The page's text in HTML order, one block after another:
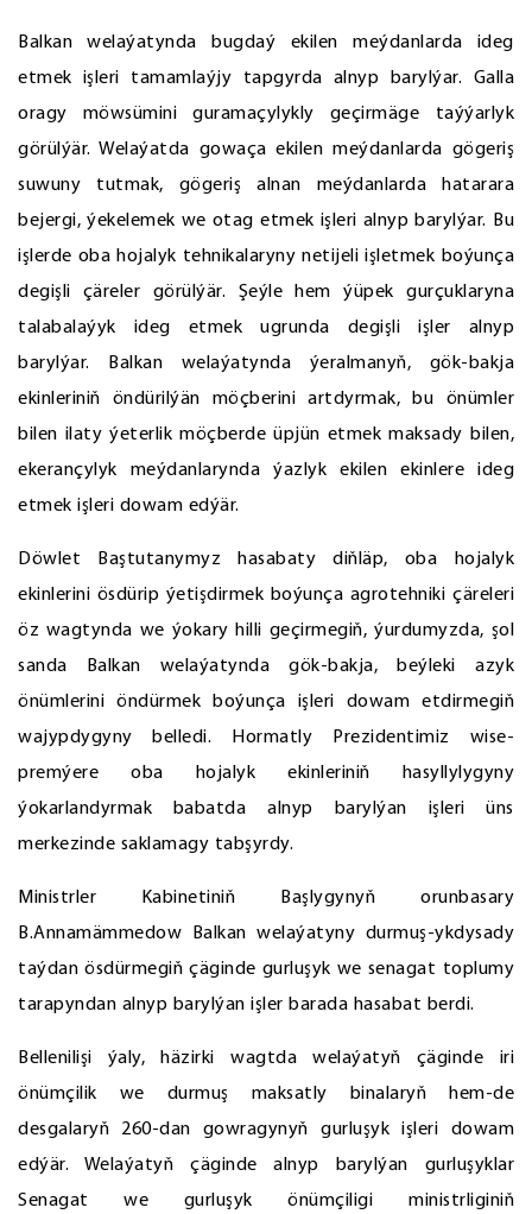
Balkan welaýatynda bugdaý ekilen meýdanlarda ideg
etmek işleri tamamlaýjy tapgyrda alnyp barylýar. Galla
oragy möwsümini guramaçylykly geçirmäge taýýarlyk
görülýär. Welaýatda gowaça ekilen meýdanlarda gögeriş
suwuny tutmak, gögeriş alnan meýdanlarda hatarara
bejergi, ýekelemek we otag etmek işleri alnyp barylýar. Bu
işlerde oba hojalyk tehnikalaryny netijeli işletmek boýunça
degişli çäreler görülýär. Şeýle hem ýüpek gurçuklaryna
talabalaýyk ideg etmek ugrunda degişli işler alnyp
barylýar. Balkan welaýatynda ýeralmanyň, gök-bakja
ekinleriniň öndürilýän möçberini artdyrmak, bu önümler
bilen ilaty ýeterlik möçberde üpjün etmek maksady bilen,
ekerançylyk meýdanlarynda ýazlyk ekilen ekinlere ideg
etmek işleri dowam edýär.
Döwlet Baştutanymyz hasabaty diňläp, oba hojalyk
ekinlerini ösdürip ýetişdirmek boýunça agrotehniki çäreleri
öz wagtynda we ýokary hilli geçirmegiň, ýurdumyzda, şol
sanda Balkan welaýatynda gök-bakja, beýleki azyk
önümlerini öndürmek boýunça işleri dowam etdirmegiň
wajypdygyny belledi. Hormatly Prezidentimiz wise-
premýere oba hojalyk ekinleriniň hasyllylygyny
ýokarlandyrmak babatda alnyp barylýan işleri üns
merkezinde saklamagy tabşyrdy.
Ministrler Kabinetiniň Başlygynyň orunbasary
B.Annamämmedow Balkan welaýatyny durmuş-ykdysady
taýdan ösdürmegiň çäginde gurluşyk we senagat toplumy
tarapyndan alnyp barylýan işler barada hasabat berdi.
Bellenilişi ýaly, häzirki wagtda welaýatyň çäginde iri
önümçilik we durmuş maksatly binalaryň hem-de
desgalaryň 260-dan gowragynyň gurluşyk işleri dowam
edýär. Welaýatyň çäginde alnyp barylýan gurluşyklar
Senagat we gurluşyk önümçiligi ministrliginiň